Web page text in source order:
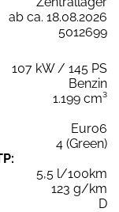
ab ca. 18.08.2026
5012699
107 kW / 145 PS
Benzin
1.199 cm³
Euro6
4 (Green)
5,5 l/100km
123 g/km
D